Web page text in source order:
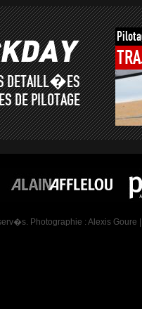
DETAILL�ES
DE PILOTAGE
Photographie : Alexis Goure